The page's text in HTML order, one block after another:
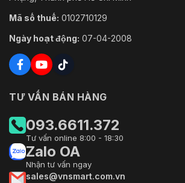
Mã số thuế: 0102710129
Ngày hoạt động: 07-04-2008
TƯ VẤN BÁN HÀNG
093.6611.372
Tư vấn online 8:00 - 18:30
Zalo OA
Nhận tư vấn ngay
sales@vnsmart.com.vn